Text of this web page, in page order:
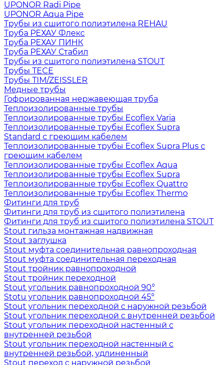
UPONOR Radi Pipe
UPONOR Aqua Pipe
Трубы из сшитого полиэтилена REHAU
Труба РЕХАУ Флекс
Труба РЕХАУ ПИНК
Труба РЕХАУ Стабил
Трубы из сшитого полиэтилена STOUT
Трубы TECE
Трубы TIM/ZEISSLER
Медные трубы
Гофрированная нержавеющая труба
Теплоизолированные трубы
Теплоизолированные трубы Ecoflex Varia
Теплоизолированные трубы Ecoflex Supra
Standard с греющим кабелем
Теплоизолированные трубы Ecoflex Supra Plus с
греющим кабелем
Теплоизолированные трубы Ecoflex Aqua
Теплоизолированные трубы Ecoflex Supra
Теплоизолированные трубы Ecoflex Quattro
Теплоизолированные трубы Ecoflex Thermo
Фитинги для труб
Фитинги для труб из сшитого полиэтилена
Фитинги для труб из сшитого полиэтилена STOUT
Stout гильза монтажная надвижная
Stout заглушка
Stout муфта соединительная равнопроходная
Stout муфта соединительная переходная
Stout тройник равнопроходной
Stout тройник переходной
Stout угольник равнопроходной 90°
Stotu угольник равнопроходной 45°
Stout угольник переходной с наружной резьбой
Stout угольник переходной с внутренней резьбой
Stout угольник переходной настенный с
внутренней резьбой
Stout угольник переходной настенный с
внутренней резьбой, удлиненный
Stout переход с наружной резьбой